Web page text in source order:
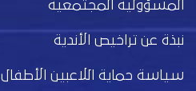
المسؤولية المجتمعية
نبذة عن تراخيص الأندية
سياسة حماية اللاعبين الأطفال